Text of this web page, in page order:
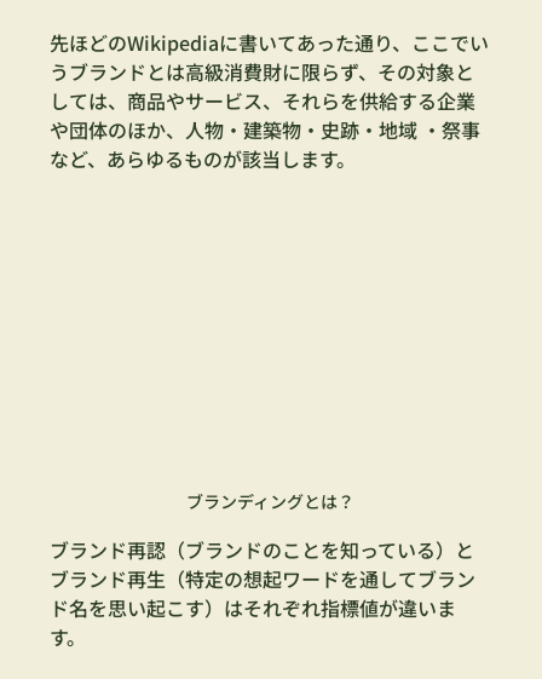
先ほどのWikipediaに書いてあった通り、ここでい
うブランドとは高級消費財に限らず、その対象と
しては、商品やサービス、それらを供給する企業
や団体のほか、人物・建築物・史跡・地域 ・祭事
など、あらゆるものが該当します。
ブランディングとは？
ブランド再認（ブランドのことを知っている）と
ブランド再生（特定の想起ワードを通してブラン
ド名を思い起こす）はそれぞれ指標値が違いま
す。